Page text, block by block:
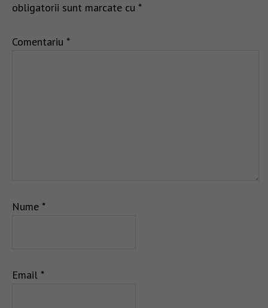
obligatorii sunt marcate cu *
Comentariu *
Nume *
Email *